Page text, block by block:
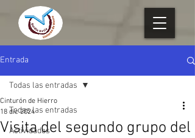
Entrada
Todas las entradas
Actividades
Todas las entradas
Visita del segundo grupo del
Cinturón de Hierro
18 dic 2024